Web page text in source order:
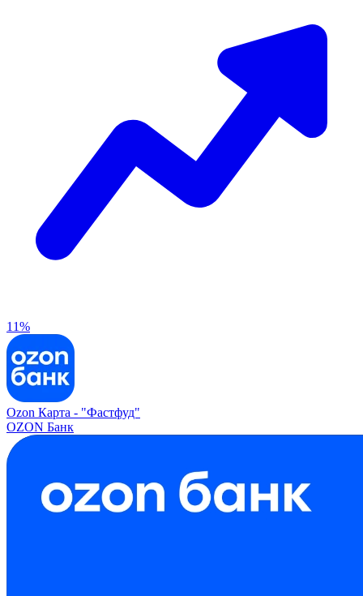
11%
Ozon Карта - "Фастфуд"
OZON Банк